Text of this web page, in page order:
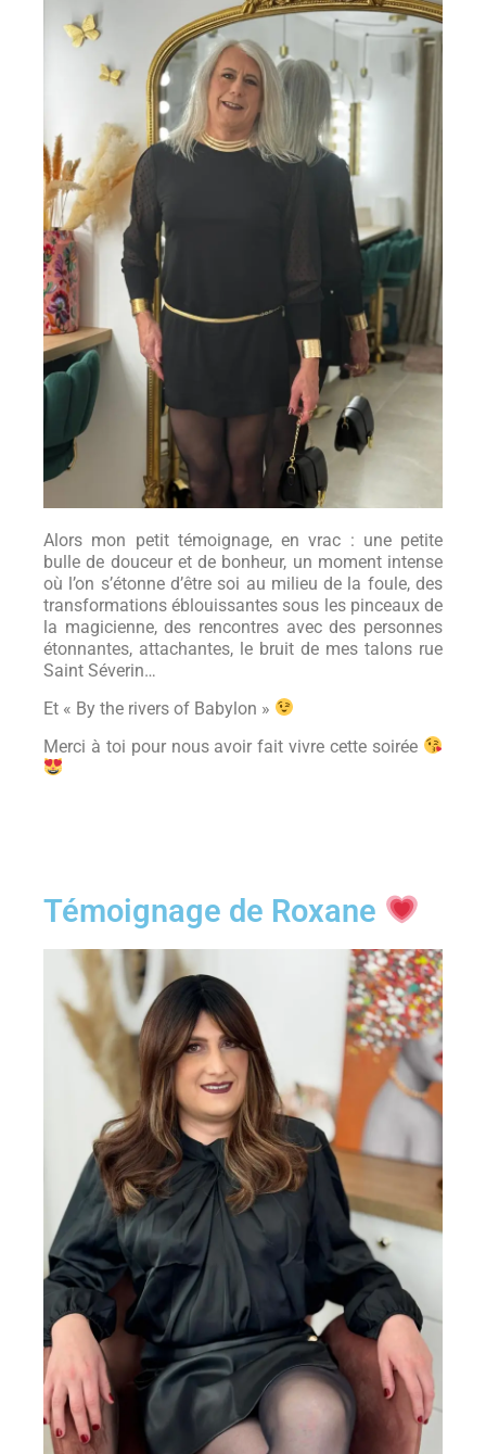
Alors mon petit témoignage, en vrac : une petite
bulle de douceur et de bonheur, un moment intense
où l’on s’étonne d’être soi au milieu de la foule, des
transformations éblouissantes sous les pinceaux de
la magicienne, des rencontres avec des personnes
étonnantes, attachantes, le bruit de mes talons rue
Saint Séverin…
Et « By the rivers of Babylon »
Merci à toi pour nous avoir fait vivre cette soirée
Témoignage de Roxane